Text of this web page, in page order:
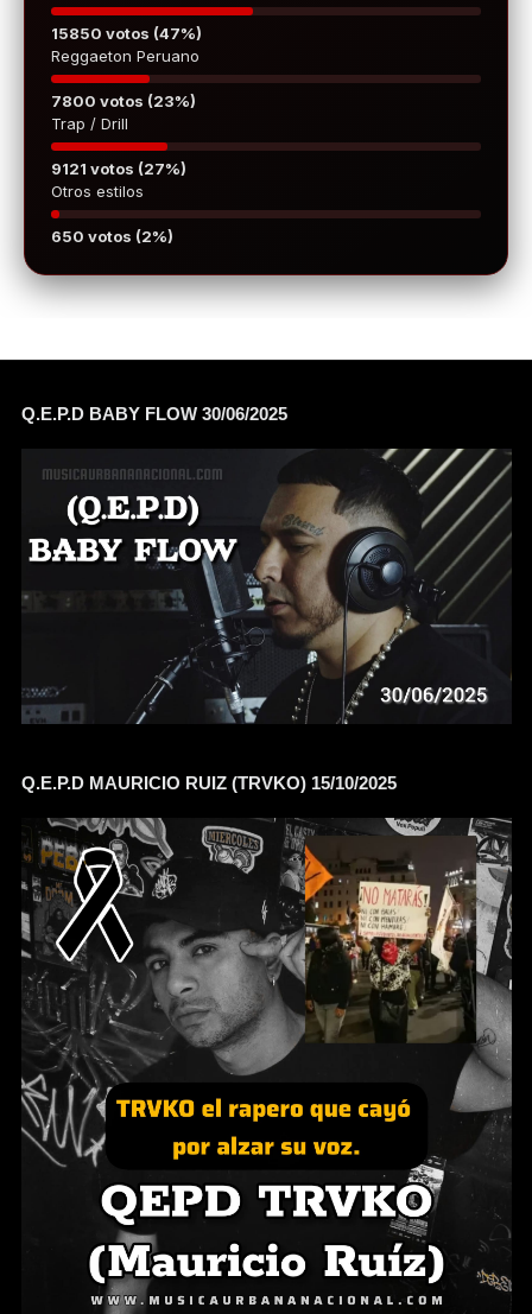
15850 votos (47%)
Reggaeton Peruano
7800 votos (23%)
Trap / Drill
9121 votos (27%)
Otros estilos
650 votos (2%)
Q.E.P.D BABY FLOW 30/06/2025
Q.E.P.D MAURICIO RUIZ (TRVKO) 15/10/2025